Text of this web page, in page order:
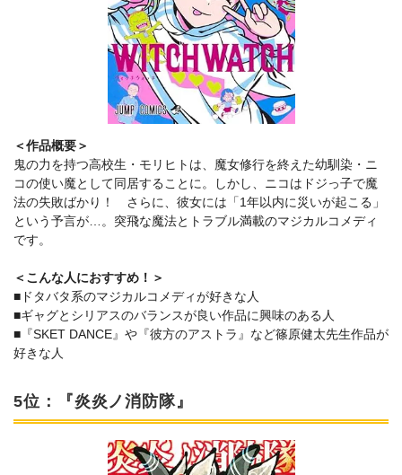
＜作品概要＞
鬼の力を持つ高校生・モリヒトは、魔女修行を終えた幼馴染・ニ
コの使い魔として同居することに。しかし、ニコはドジっ子で魔
法の失敗ばかり！ さらに、彼女には「1年以内に災いが起こる」
という予言が…。突飛な魔法とトラブル満載のマジカルコメディ
です。
＜こんな人におすすめ！＞
■ドタバタ系のマジカルコメディが好きな人
■ギャグとシリアスのバランスが良い作品に興味のある人
■『SKET DANCE』や『彼方のアストラ』など篠原健太先生作品が
好きな人
5位：『炎炎ノ消防隊』